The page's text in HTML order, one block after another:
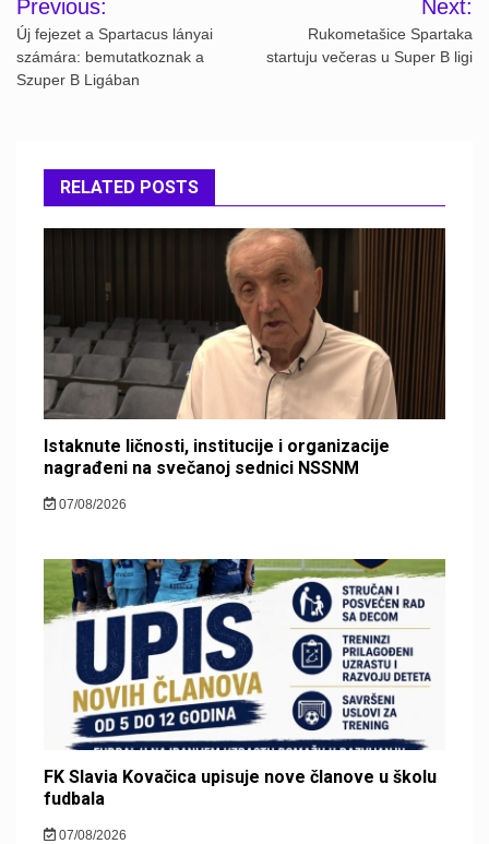
navigation
Previous:
Új fejezet a Spartacus lányai
számára: bemutatkoznak a
Szuper B Ligában
Next:
Rukometašice Spartaka
startuju večeras u Super B ligi
RELATED POSTS
Istaknute ličnosti, institucije i organizacije
nagrađeni na svečanoj sednici NSSNM
07/08/2026
FK Slavia Kovačica upisuje nove članove u školu
fudbala
07/08/2026